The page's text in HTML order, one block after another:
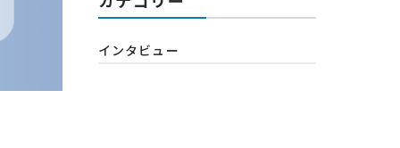
インタビュー